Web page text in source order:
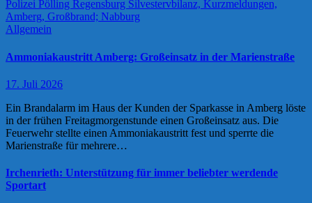
Allgemein
Ammoniakaustritt Amberg: Großeinsatz in der Marienstraße
17. Juli 2026
Ein Brandalarm im Haus der Kunden der Sparkasse in Amberg löste
in der frühen Freitagmorgenstunde einen Großeinsatz aus. Die
Feuerwehr stellte einen Ammoniakaustritt fest und sperrte die
Marienstraße für mehrere…
Irchenrieth: Unterstützung für immer beliebter werdende
Sportart